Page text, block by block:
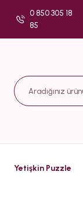
0 850 305 18
85
Yetişkin Puzzle